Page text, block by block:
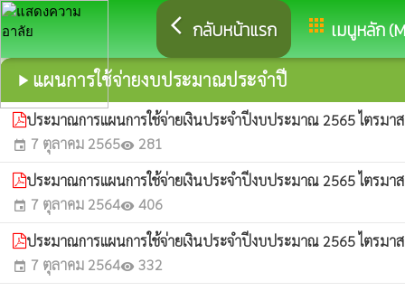
arrow_back_ios กลับหน้าแรก apps เมนูหลัก
play_arrow แผนการใช้จ่ายงบประมาณประจำปี
ประมาณการแผนการใช้จ่ายเงินประจำปีงบประมาณ 2565 ไตรม
event 7 ตุลาคม 2565visibility 281
ประมาณการแผนการใช้จ่ายเงินประจำปีงบประมาณ 2565 ไตรม
event 7 ตุลาคม 2564visibility 406
ประมาณการแผนการใช้จ่ายเงินประจำปีงบประมาณ 2565 ไตรม
event 7 ตุลาคม 2564visibility 332